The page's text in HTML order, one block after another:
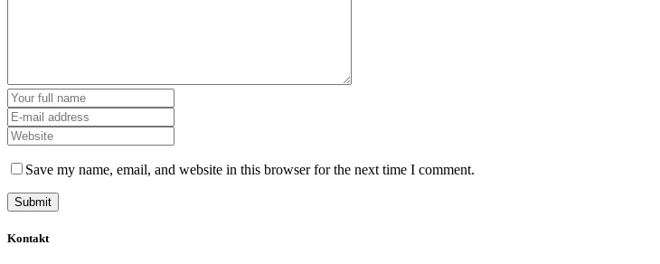
Save my name, email, and website in this browser for the next time I comment.
Kontakt